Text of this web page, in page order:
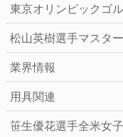
東京オリンピックゴ
松山英樹選手マスタ
業界情報
用具関連
笹生優花選手全米女